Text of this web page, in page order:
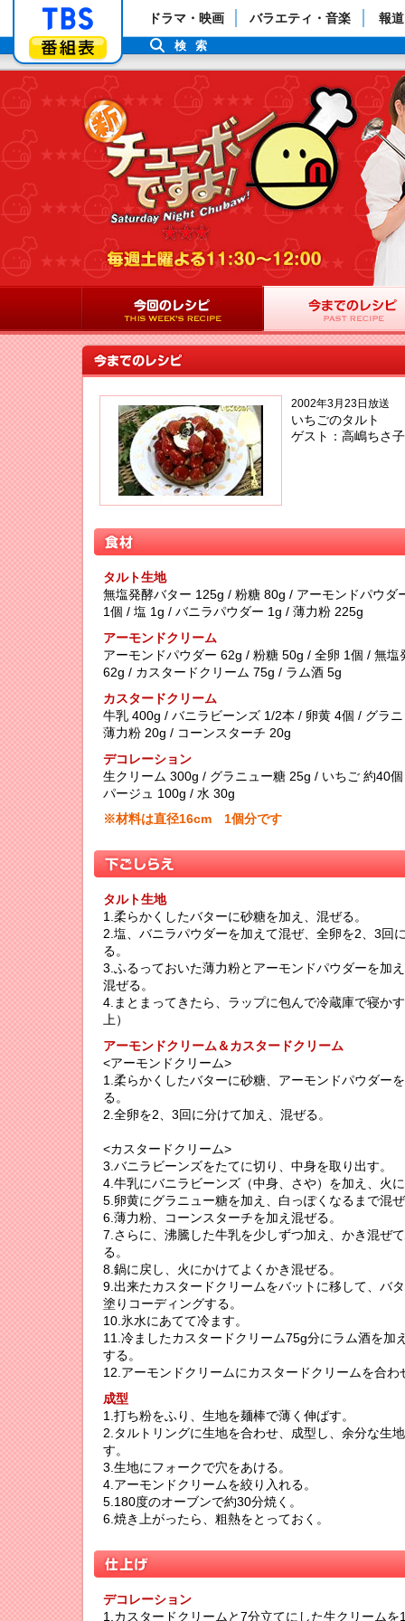
「TBSテレビ」トップページ
番組表
ドラマ・映画 バラエティ・音楽 報
検索
2002年3月23日放送
いちごのタルト
ゲスト：高嶋ちさ
タルト生地
無塩発酵バター 125g / 粉糖 80g / アーモンドパウダ
1個 / 塩 1g / バニラパウダー 1g / 薄力粉 225g
アーモンドクリーム
アーモンドパウダー 62g / 粉糖 50g / 全卵 1個 / 無塩
62g / カスタードクリーム 75g / ラム酒 5g
カスタードクリーム
牛乳 400g / バニラビーンズ 1/2本 / 卵黄 4個 / グラ
薄力粉 20g / コーンスターチ 20g
デコレーション
生クリーム 300g / グラニュー糖 25g / いちご 約40
パージュ 100g / 水 30g
※材料は直径16cm 1個分です
タルト生地
1.柔らかくしたバターに砂糖を加え、混ぜる。
2.塩、バニラパウダーを加えて混ぜ、全卵を2、3回
る。
3.ふるっておいた薄力粉とアーモンドパウダーを加
混ぜる。
4.まとまってきたら、ラップに包んで冷蔵庫で寝か
上）
アーモンドクリーム＆カスタードクリーム
<アーモンドクリーム>
1.柔らかくしたバターに砂糖、アーモンドパウダー
る。
2.全卵を2、3回に分けて加え、混ぜる。
<カスタードクリーム>
3.バニラビーンズをたてに切り、中身を取り出す。
4.牛乳にバニラビーンズ（中身、さや）を加え、火
5.卵黄にグラニュー糖を加え、白っぽくなるまで混
6.薄力粉、コーンスターチを加え混ぜる。
7.さらに、沸騰した牛乳を少しずつ加え、かき混ぜ
る。
8.鍋に戻し、火にかけてよくかき混ぜる。
9.出来たカスタードクリームをバットに移して、バ
塗りコーディングする。
10.氷水にあてて冷ます。
11.冷ましたカスタードクリーム75g分にラム酒を加
する。
12.アーモンドクリームにカスタードクリームを合わ
成型
1.打ち粉をふり、生地を麺棒で薄く伸ばす。
2.タルトリングに生地を合わせ、成型し、余分な生
す。
3.生地にフォークで穴をあける。
4.アーモンドクリームを絞り入れる。
5.180度のオーブンで約30分焼く。
6.焼き上がったら、粗熱をとっておく。
デコレーション
1.カスタードクリームと7分立てにした生クリームを